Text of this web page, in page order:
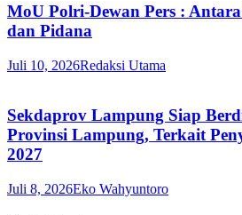
MoU Polri-Dewan Pers :
dan Pidana
Juli 10, 2026Redaksi Utama
Sekdaprov Lampung Siap
Provinsi Lampung, Terkait
2027
Juli 8, 2026Eko Wahyuntoro